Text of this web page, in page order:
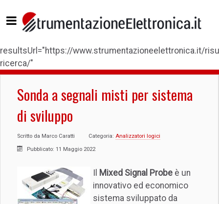
resultsUrl="https://www.strumentazioneelettronica.it/
ricerca/"
Sonda a segnali misti per sistema
di sviluppo
Scritto da Marco Caratti Categoria: Analizzatori logici
Pubblicato: 11 Maggio 2022
Mixed Signal Probe è un
innovativo ed economico
sistema sviluppato da